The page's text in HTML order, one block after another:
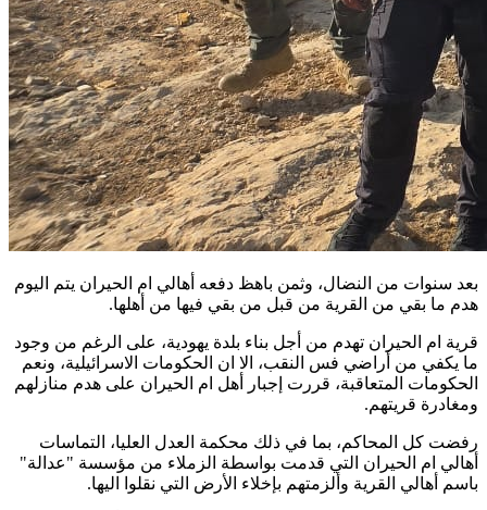
بعد سنوات من النضال، وثمن باهظ دفعه أهالي ام الحيران يتم اليوم
هدم ما بقي من القرية من قبل من بقي فيها من أهلها.
قرية ام الحيران تهدم من أجل بناء بلدة يهودية، على الرغم من وجود
ما يكفي من أراضي فس النقب، الا ان الحكومات الاسرائيلية، ونعم
الحكومات المتعاقبة، قررت إجبار أهل ام الحيران على هدم منازلهم
ومغادرة قريتهم.
رفضت كل المحاكم، بما في ذلك محكمة العدل العليا، التماسات
أهالي ام الحيران التي قدمت بواسطة الزملاء من مؤسسة "عدالة"
باسم أهالي القرية وألزمتهم بإخلاء الأرض التي نقلوا اليها.